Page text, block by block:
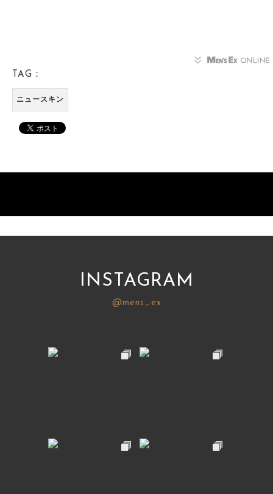
TAG：
ニュースキン
INSTAGRAM
@mens_ex